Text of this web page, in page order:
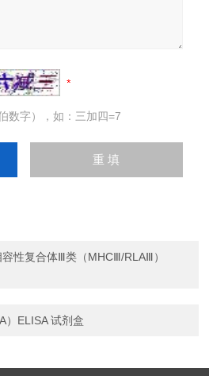
数字），如：三加四=7
性复合体Ⅲ类（MHCⅢ/RLAⅢ）
）ELISA 试剂盒